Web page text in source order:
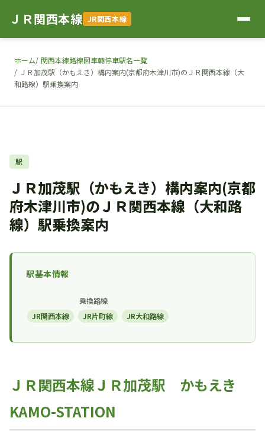
ＪＲ関西本線 JR関西本線
ホーム 関西本線路線図車輛停車駅名一覧
ＪＲ加茂駅（かもえき）構内案内(京都府木津川市)のＪＲ関西本線（大
和路線）駅乗換案内
駅
ＪＲ加茂駅（かもえき）構内案内(京都
府木津川市)のＪＲ関西本線（大和路
線）駅乗換案内
駅基本情報
乗換路線
JR関西本線
JR片町線 JR大和路線
ＪＲ関西本線ＪＲ加茂駅 かもえき
KAMO-STATION